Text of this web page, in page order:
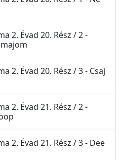
2. Évad 20. Rész / 2 -
2. Évad 20. Rész / 3 - Csaj
2. Évad 21. Rész / 2 -
2. Évad 21. Rész / 3 - Dee